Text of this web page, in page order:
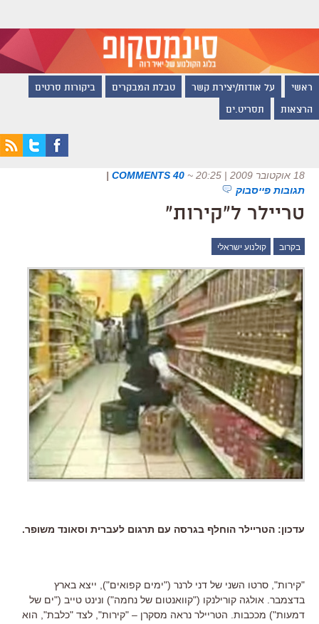
ראשי על אודות/יצירת קשר טבלת המבקרים ביקורות סרטים
הרצאות תסריט.ים
18 אוקטובר 2009 | 20:25 ~
40 COMMENTS
|
תגובות פייסבוק
טריילר ל"קירות"
בקרוב קולנוע ישראלי
עדכון: הטריילר הוחלף בגרסה עם תרגום לעברית וסאונד משופר.
"קירות", סרטו השני של דני לרנר ("ימים קפואים"), ייצא בארץ
בדצמבר. אולגה קורילנקו ("קוואנטום של נחמה") ונינט טייב ("ים של
דמעות") מככבות. הטריילר נראה מסקרן – "קירות", לצד "כלבת", הוא